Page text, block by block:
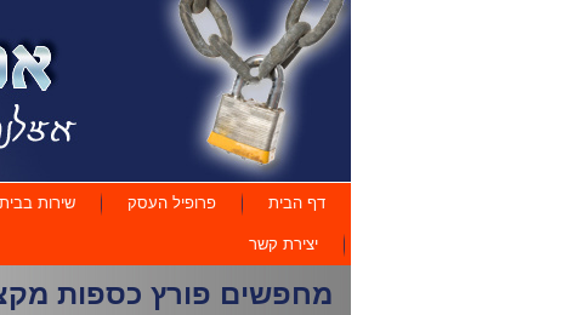
דף הבית פרופיל העסק שירות
יצירת קשר
מחפשים פורץ כספות